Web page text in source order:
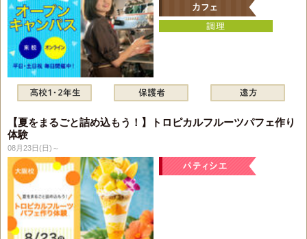
【夏をまるごと詰め込もう！】トロピカルフルーツパフェ作り
体験
08月23日(日)～